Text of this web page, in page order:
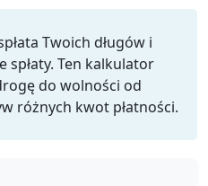
Twoich długów i
Ten kalkulator
do wolności od
różnych kwot płatności.